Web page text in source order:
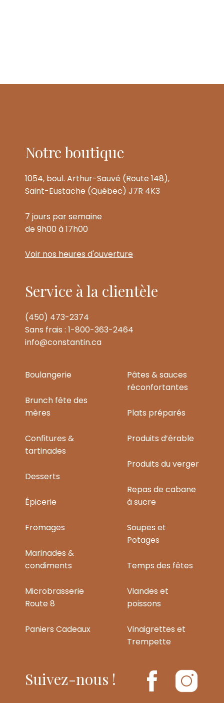
Notre boutique
1054, boul. Arthur-Sauvé (Route 148),
Saint-Eustache (Québec) J7R 4K3
7 jours par semaine
de 9h00 à 17h00
Voir nos heures d'ouverture
Service à la clientèle
(450) 473-2374
Sans frais : 1-800-363-2464
info@constantin.ca
Boulangerie
Brunch fête des
mères
Confitures &
tartinades
Desserts
Épicerie
Fromages
Marinades &
condiments
Microbrasserie
Route 8
Paniers Cadeaux
Pâtes & sauces
réconfortantes
Plats préparés
Produits d’érable
Produits du verger
Repas de cabane
à sucre
Soupes et
Potages
Temps des fêtes
Viandes et
poissons
Vinaigrettes et
Trempette
Suivez-nous !